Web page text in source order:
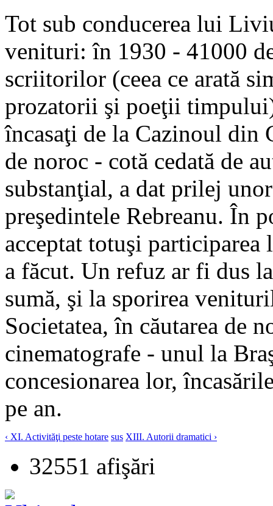
Tot sub conducerea lui
venituri: în 1930 - 41000
scriitorilor (ceea ce arată
prozatorii şi poeţii
încasaţi de la Cazinoul din
de noroc - cotă cedată de
substanţial, a dat prilej
preşedintele Rebreanu. În
acceptat totuşi
a făcut. Un refuz ar fi dus
sumă, şi la sporirea
Societatea, în căutarea de
cinematografe - unul la
concesionarea lor,
pe an.
‹ XI. Activităţi peste hotare sus XIII. Autorii dramatici ›
32551 afişări